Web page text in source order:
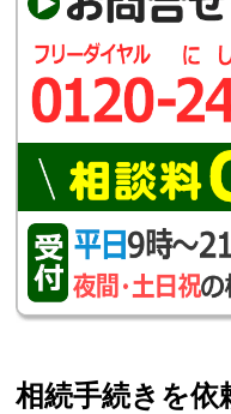
相続手続きを依